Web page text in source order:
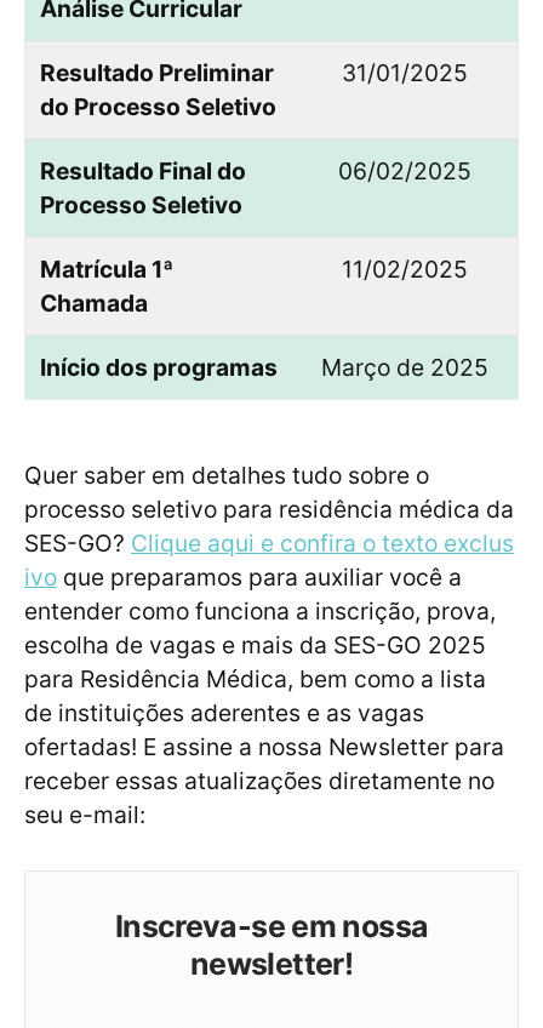
Análise Curricular
Resultado Preliminar
do Processo Seletivo
31/01/2025
Resultado Final do
Processo Seletivo
06/02/2025
Matrícula 1ª
Chamada
11/02/2025
Início dos programas Março de 2025
Quer saber em detalhes tudo sobre o
processo seletivo para residência médica da
SES-GO? Clique aqui e confira o texto exclus
ivo que preparamos para auxiliar você a
entender como funciona a inscrição, prova,
escolha de vagas e mais da SES-GO 2025
para Residência Médica, bem como a lista
de instituições aderentes e as vagas
ofertadas! E assine a nossa Newsletter para
receber essas atualizações diretamente no
seu e-mail:
Inscreva-se em nossa
newsletter!